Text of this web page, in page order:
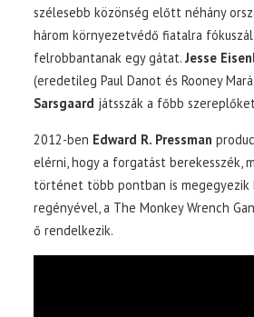
szélesebb közönség előtt néhány
három környezetvédő fiatalra
felrobbantanak egy gátat.Jesse
(eredetileg Paul Danot és Rooney
Sarsgaard játsszák a főbb
2012-ben Edward R. Pressman
elérni, hogy a forgatást berekesszék,
történet több pontban is megegyezik
regényével, a The Monkey Wrench
ő rendelkezik.